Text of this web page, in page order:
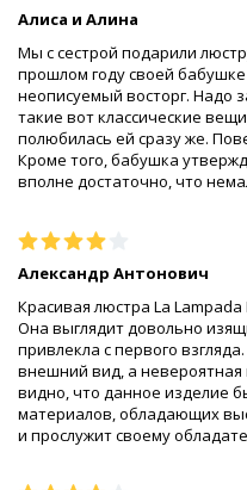
Алиса и Алина
Мы с сестрой подарили
прошлом году своей
неописуемый восторг. Надо
такие вот классические
полюбилась ей сразу же.
Кроме того, бабушка
вполне достаточно, что
Александр Антонович
Красивая люстра La
Она выглядит довольно
привлекла с первого
внешний вид, а невероятная
видно, что данное изделие
материалов, обладающих
и прослужит своему